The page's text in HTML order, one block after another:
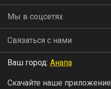
Мы в соцсетях
Связаться с нами
Ваш город: Анапа
Скачайте наше приложение